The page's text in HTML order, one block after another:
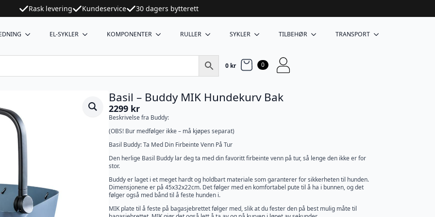
Rask levering Kundeservice 30 dagers bytterett
EL-SYKLER KOMPONENTER RULLER SYKLER TILBEHØR TRANSPORT
0 kr 0
Basil – Buddy MIK Hundekurv Bak
2299 kr
Beskrivelse fra Buddy:
(OBS! Bur medfølger ikke – må kjøpes separat)
Basil Buddy: Ta Med Din Firbeinte Venn På Tur
Den herlige Basil Buddy lar deg ta med din favoritt firbeinte venn på tur, så lenge den ikke er for
stor.
Buddy er laget i et meget hardt og holdbart materiale som garanterer for sikkerheten til hunden.
Dimensjonene er på 45x32x22cm. Det følger med en komfortabel pute til å ha i bunnen, og det
følger også med bånd til å feste hunden i.
MIK plate til å feste på bagasjebrettet følger med, slik at du fester den på best mulig måte til